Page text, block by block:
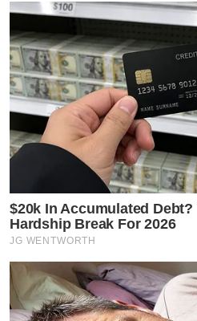
$20k In Accumulated
Hardship Break For 2026
JG WENTWORTH